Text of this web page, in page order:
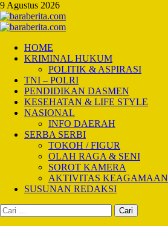
Skip
to
content
9 Agustus 2026
Primary
HOME
KRIMINAL HUKUM
POLITIK & ASPIRASI
TNI – POLRI
PENDIDIKAN DASMEN
KESEHATAN & LIFE STYLE
NASIONAL
INFO DAERAH
SERBA SERBI
TOKOH / FIGUR
OLAH RAGA & SENI
SOROT KAMERA
AKTIVITAS KEAGAMAAN
SUSUNAN REDAKSI
Cari
untuk: